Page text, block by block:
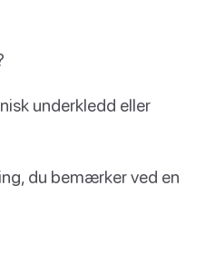
underkledd eller
du bemærker ved en